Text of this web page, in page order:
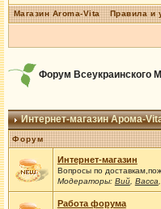
Магазин Aroma-Vita Правила и
Форум Всеукраинского
Интернет-магазин Арома-
Форум
Интернет-магазин
Вопросы по
Модераторы: Вий, Васса
Работа форума